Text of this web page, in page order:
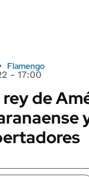
Flamengo
- 17:00
de